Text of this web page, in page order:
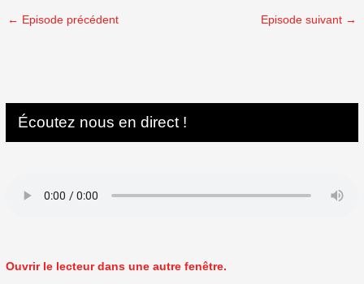
← Episode précédent Episode suivant →
Écoutez nous en direct !
Ouvrir le lecteur dans une autre fenêtre.